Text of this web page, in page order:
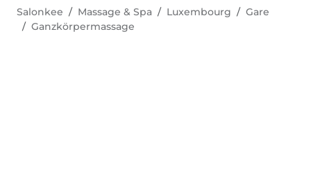
Salonkee Massage & Spa Luxembourg
Gare
Ganzkörpermassage